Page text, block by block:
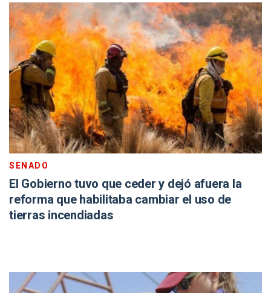
SENADO
El Gobierno tuvo que ceder y dejó afuera la
reforma que habilitaba cambiar el uso de
tierras incendiadas